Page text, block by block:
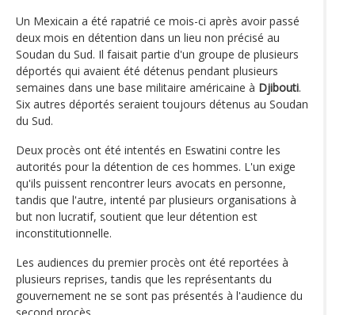
Un Mexicain a été rapatrié ce mois-ci après avoir passé
deux mois en détention dans un lieu non précisé au
Soudan du Sud. Il faisait partie d'un groupe de plusieurs
déportés qui avaient été détenus pendant plusieurs
semaines dans une base militaire américaine à Djibouti.
Six autres déportés seraient toujours détenus au Soudan
du Sud.
Deux procès ont été intentés en Eswatini contre les
autorités pour la détention de ces hommes. L'un exige
qu'ils puissent rencontrer leurs avocats en personne,
tandis que l'autre, intenté par plusieurs organisations à
but non lucratif, soutient que leur détention est
inconstitutionnelle.
Les audiences du premier procès ont été reportées à
plusieurs reprises, tandis que les représentants du
gouvernement ne se sont pas présentés à l'audience du